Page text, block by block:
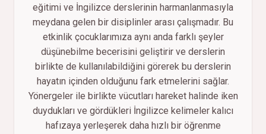
eğitimi ve İngilizce derslerinin harmanlanmasıyla
meydana gelen bir disiplinler arası çalışmadır. Bu
etkinlik çocuklarımıza aynı anda farklı şeyler
düşünebilme becerisini geliştirir ve derslerin
birlikte de kullanılabildiğini görerek bu derslerin
hayatın içinden olduğunu fark etmelerini sağlar.
Yönergeler ile birlikte vücutları hareket halinde iken
duydukları ve gördükleri İngilizce kelimeler kalıcı
hafızaya yerleşerek daha hızlı bir öğrenme